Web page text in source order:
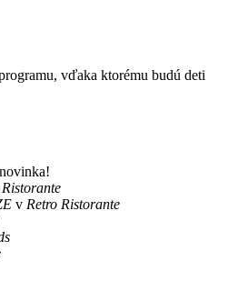
vďaka ktorému budú deti
v Retro Ristorante